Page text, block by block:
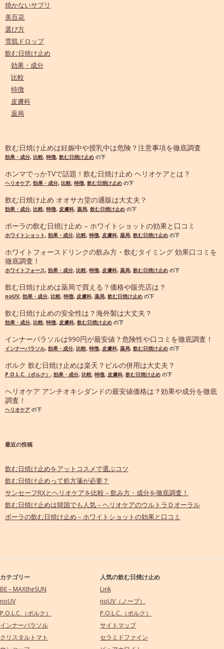
焼かないサプリ
美百花
選び方
雪肌ドロップ
飲む日焼け止め
効果・成分
比較
特徴
皮膚科
薬局
飲む日焼け止めは妊娠中や授乳中は危険？注意事項を徹底調査
効果・成分, 比較, 特徴, 飲む日焼け止め の下
ホンマでっかTVで話題！飲む日焼け止め ヘリオケアとは？
ヘリオケア, 効果・成分, 比較, 特徴, 飲む日焼け止め の下
飲む日焼け止め オオサカ堂の通販は大丈夫？
効果・成分, 比較, 特徴, 皮膚科, 薬局, 飲む日焼け止め の下
ポーラの飲む日焼け止め – ホワイトショットの効果と口コミ
ホワイトショット, 効果・成分, 比較, 特徴, 皮膚科, 薬局, 飲む日焼け止め の下
ホワイトフォースドリンクの飲み方・飲むタイミング 効果口コミを
徹底調査！
ホワイトフォース, 効果・成分, 比較, 特徴, 皮膚科, 薬局, 飲む日焼け止め の下
飲む日焼け止めは薬局で買える？価格や販売店は？
noUV, 効果・成分, 比較, 特徴, 皮膚科, 薬局, 飲む日焼け止め の下
飲む日焼け止めの安全性は？海外製は大丈夫？
効果・成分, 比較, 特徴, 皮膚科, 飲む日焼け止め の下
インナーパラソルは990円が最安値？危険性や口コミを徹底調査！
インナーパラソル, 効果・成分, 比較, 特徴, 皮膚科, 薬局, 飲む日焼け止め の下
ポルク 飲む日焼け止めは楽天？ピルの併用は大丈夫？
P.O.L.C.（ポルク） , 効果・成分, 比較, 特徴, 皮膚科, 飲む日焼け止め の下
ヘリオケア アンチオキシダンドの最安値価格は？効果や成分を徹底
調査！
ヘリオケア の下
最近の投稿
飲む日焼け止めをアットコスメで選ぶコツ
飲む日焼け止めって処方箋が必要？
サンセーフRXとヘリオケアを比較 – 飲み方・成分を徹底調査！
飲む日焼け止めは韓国でも人気 – ヘリオケアのウルトラＤオーラル
ポーラの飲む日焼け止め – ホワイトショットの効果と口コミ
カテゴリー
BE－MAXtheSUN
noUV
P.O.L.C.（ポルク）
インナーパラソル
クリスタルトマト
人気の飲む日焼け止め
Link
noUV（ノーブ）
P.O.L.C.（ポルク）
サイトマップ
セラミドファイン